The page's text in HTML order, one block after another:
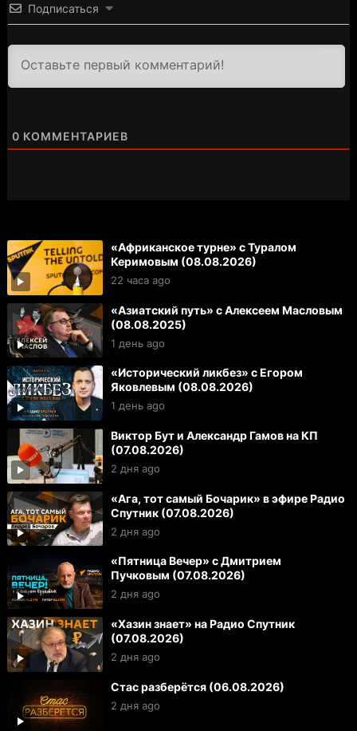
Подписаться
0 КОММЕНТАРИЕВ
«Африканское турне» с Туралом
Керимовым (08.08.2026)
22 часа ago
«Азиатский путь» с Алексеем Масловым
(08.08.2025)
1 день ago
«Исторический ликбез» с Егором
Яковлевым (08.08.2026)
1 день ago
Виктор Бут и Александр Гамов на КП
(07.08.2026)
2 дня ago
«Ага, тот самый Бочарик» в эфире Радио
Спутник (07.08.2026)
2 дня ago
«Пятница Вечер» с Дмитрием
Пучковым (07.08.2026)
2 дня ago
«Хазин знает» на Радио Спутник
(07.08.2026)
2 дня ago
Стас разберётся (06.08.2026)
2 дня ago